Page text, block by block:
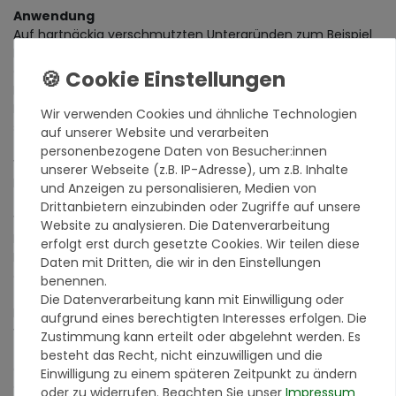
Anwendung
Auf hartnäckig verschmutzten Untergründen zum Beispiel
Gipskartonplatten, Faserzement, Holzwerkstoffen, haftfeste
Dispersionsfarben/-putze, Tapeten und Styropor. Ideal für
Raucher-/Kaminzimmer, Küche, Bad oder Räume, die
schnell renoviert werden und wieder benutzbar sein sollen.
Verarbeitung
Der Untergrund muss geeignet, trocken, sauber, eben,
trag-, haft- und saugfähig sein. Neuputze mindestens vier
Wochen trocknen lassen. Nicht intakte/ungeeignete
Beschichtungen restlos entfernen, Schadstellen spachteln.
Leim-/Kalkfarben, kreidende Oberflächen gründlich
abwaschen. Extrem verunreinigte Untergründe mit
fettlösendem Haushaltsreiniger säubern. Starke Nikotin-,
Rauch- oder Rußflecken sowie Ablagerungen mechanisch
vorbehandeln (Abkratzen, Abschleifen (Staubmaske
tragen)). Korrosionsempfindliche Metallteile entfernen
oder mit einem nicht wässrigen Farblack schützen. Vor
Gebrauch gut umrühren und gleichmäßig auftragen.
Wir verwenden Cookies und ähnliche Technologien
auf unserer Website und verarbeiten
personenbezogene Daten von Besucher:innen
unserer Webseite (z.B. IP-Adresse), um z.B. Inhalte
und Anzeigen zu personalisieren, Medien von
Drittanbietern einzubinden oder Zugriffe auf unsere
Website zu analysieren. Die Datenverarbeitung
erfolgt erst durch gesetzte Cookies. Wir teilen diese
Daten mit Dritten, die wir in den Einstellungen
benennen.
Die Datenverarbeitung kann mit Einwilligung oder
aufgrund eines berechtigten Interesses erfolgen. Die
Zustimmung kann erteilt oder abgelehnt werden. Es
besteht das Recht, nicht einzuwilligen und die
Einwilligung zu einem späteren Zeitpunkt zu ändern
oder zu widerrufen. Beachten Sie unser Impressum